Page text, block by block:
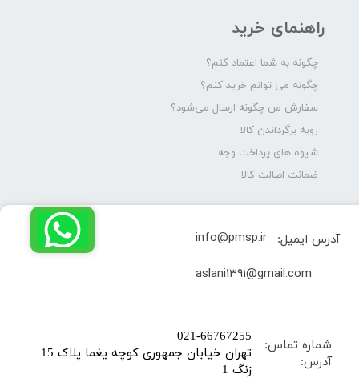
راهنمای خرید
چگونه به شما اعتماد کنم؟
چگونه می توانم خرید کنم؟
سفارش من چگونه ارسال می‌شود؟
رویه برگرداندن کالا
شیوه های پرداخت وجه
ضمانت اصالت کالا
شماره تماس:
آدرس:
​021-66767255
تهران خیابان جمهوری کوچه یغما پلاک 15
زنگ 1
آدرس ایمیل:
info@pmsp.ir
​aslani1391@gmail.com